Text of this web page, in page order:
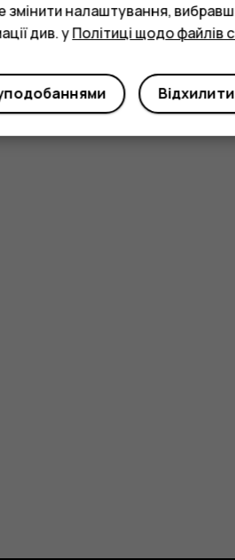
змінити налаштування,
див. уПолітиці щодо файлів